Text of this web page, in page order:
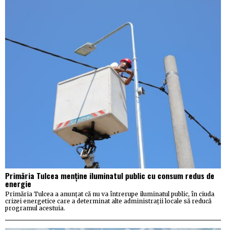
Primăria Tulcea menține iluminatul public cu consum redus de
energie
Primăria Tulcea a anunțat că nu va întrerupe iluminatul public, în ciuda
crizei energetice care a determinat alte administrații locale să reducă
programul acestuia.